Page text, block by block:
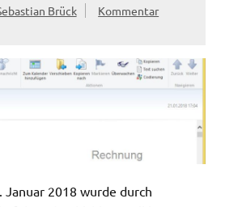
Brück
Kommentar
Januar 2018 wurde durch